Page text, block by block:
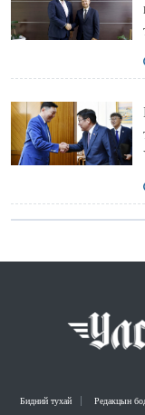
Бидний тухай Редакцын